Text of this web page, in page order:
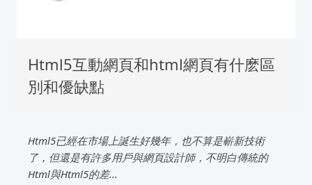
Html5互動網頁和html網頁有什麽區
別和優缺點
Html5已經在市場上誕生好幾年，也不算是嶄新技術
了，但還是有許多用戶與網頁設計師，不明白傳統的
Html與Html5的差...